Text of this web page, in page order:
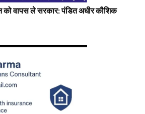
को वापस ले सरकार: पंडित अधीर कौशिक